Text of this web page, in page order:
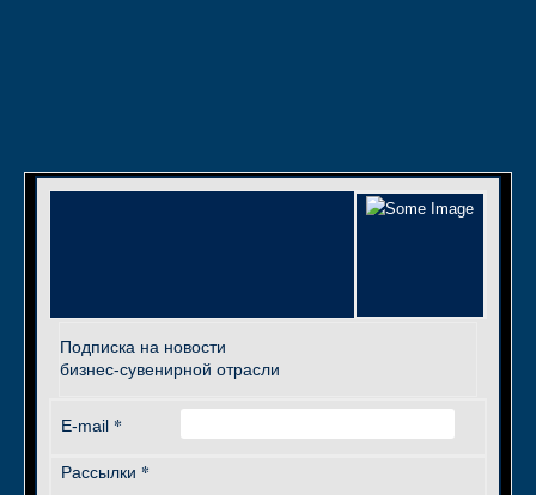
Подписка на новости
бизнес-сувенирной отрасли
E-mail *
Рассылки *